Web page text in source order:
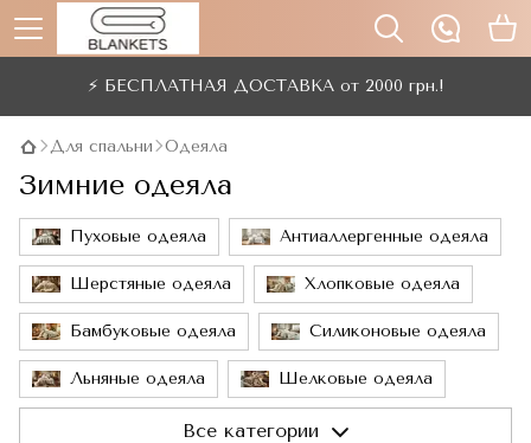
⚡ БЕСПЛАТНАЯ ДОСТАВКА от 2000 грн.!
Для спальни Одеяла
Зимние одеяла
Пуховые одеяла Антиаллергенные одеяла
Шерстяные одеяла Хлопковые одеяла
Бамбуковые одеяла Силиконовые одеяла
Льняные одеяла Шелковые одеяла
Одеяла ТенселВсе категории